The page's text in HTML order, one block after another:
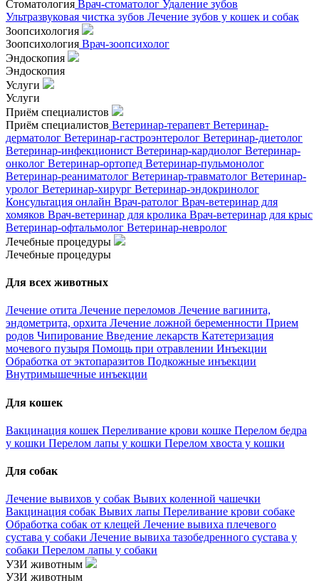
Стоматология Врач-стоматолог Удаление зубов
Ультразвуковая чистка зубов Лечение зубов у кошек и собак
Зоопсихология
Зоопсихология Врач-зоопсихолог
Эндоскопия
Эндоскопия
Услуги
Услуги
Приём специалистов
Приём специалистов Ветеринар-терапевт Ветеринар-
дерматолог Ветеринар-гастроэнтеролог Ветеринар-диетолог
Ветеринар-инфекционист Ветеринар-кардиолог Ветеринар-
онколог Ветеринар-ортопед Ветеринар-пульмонолог
Ветеринар-реаниматолог Ветеринар-травматолог Ветеринар-
уролог Ветеринар-хирург Ветеринар-эндокринолог
Консультация онлайн Врач-ратолог Врач-ветеринар для
хомяков Врач-ветеринар для кролика Врач-ветеринар для крыс
Ветеринар-офтальмолог Ветеринар-невролог
Лечебные процедуры
Лечебные процедуры
Для всех животных
Лечение отита Лечение переломов Лечение вагинита,
эндометрита, орхита Лечение ложной беременности Прием
родов Чипирование Введение лекарств Катетеризация
мочевого пузыря Помощь при отравлении Инъекции
Обработка от эктопаразитов Подкожные инъекции
Внутримышечные инъекции
Для кошек
Вакцинация кошек Переливание крови кошке Перелом бедра
у кошки Перелом лапы у кошки Перелом хвоста у кошки
Для собак
Лечение вывихов у собак Вывих коленной чашечки
Вакцинация собак Вывих лапы Переливание крови собаке
Обработка собак от клещей Лечение вывиха плечевого
сустава у собаки Лечение вывиха тазобедренного сустава у
собаки Перелом лапы у собаки
УЗИ животным
УЗИ животным